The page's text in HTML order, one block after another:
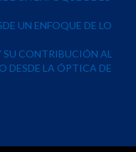
UN ENFOQUE DE LO
CONTRIBUCIÓN AL
DESDE LA ÓPTICA DE